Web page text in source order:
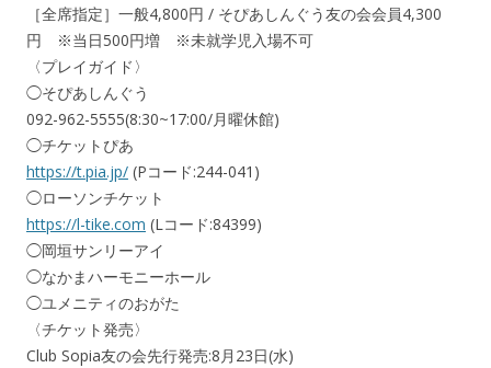
［全席指定］一般4,800円 / そぴあしんぐう友の会会員4,300
円 ※当日500円増 ※未就学児入場不可
〈プレイガイド〉
◯そぴあしんぐう
092-962-5555(8:30~17:00/月曜休館)
◯チケットぴあ
https://t.pia.jp/ (Pコード:244-041)
◯ローソンチケット
https://l-tike.com (Lコード:84399)
◯岡垣サンリーアイ
◯なかまハーモニーホール
◯ユメニティのおがた
〈チケット発売〉
Club Sopia友の会先行発売:8月23日(水)